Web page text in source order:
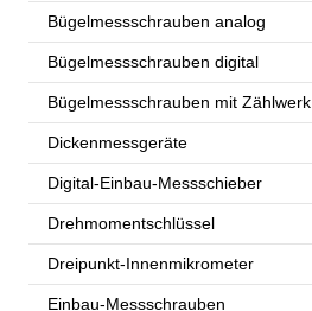
Bügelmessschrauben analog
Bügelmessschrauben digital
Bügelmessschrauben mit Zählwerk
Dickenmessgeräte
Digital-Einbau-Messschieber
Drehmomentschlüssel
Dreipunkt-Innenmikrometer
Einbau-Messschrauben